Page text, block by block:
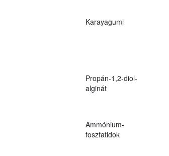
Karayagumi
Propán-1,2-diol-
alginát
Ammónium-
foszfatidok